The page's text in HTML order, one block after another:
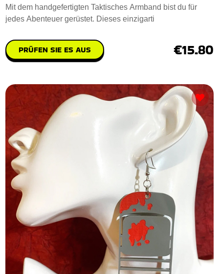
Mit dem handgefertigten Taktisches Armband bist du für
jedes Abenteuer gerüstet. Dieses einzigarti
PRÜFEN SIE ES AUS €15.80